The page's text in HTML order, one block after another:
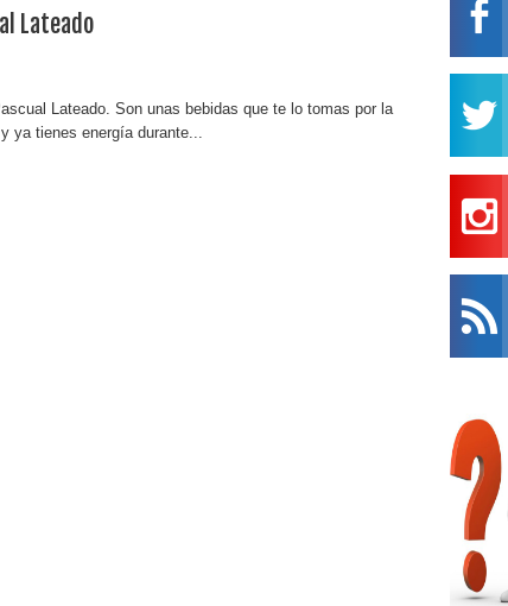
Lateado
Lateado. Son unas bebidas que te lo tomas por la
ya tienes energía durante...